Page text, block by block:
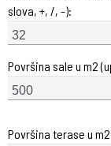
slova, +, /, -):
Površina sale u m2
Površina terase u